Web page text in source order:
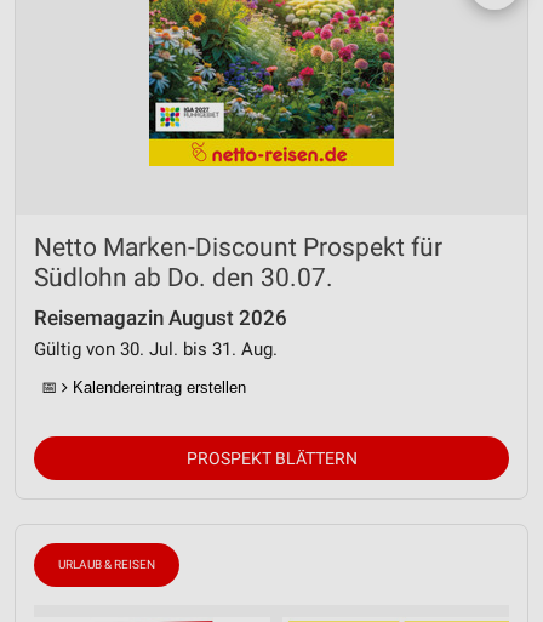
Netto Marken-Discount Prospekt für
Südlohn ab Do. den 30.07.
Reisemagazin August 2026
Gültig von 30. Jul. bis 31. Aug.
📅 Kalendereintrag erstellen
PROSPEKT BLÄTTERN
URLAUB & REISEN